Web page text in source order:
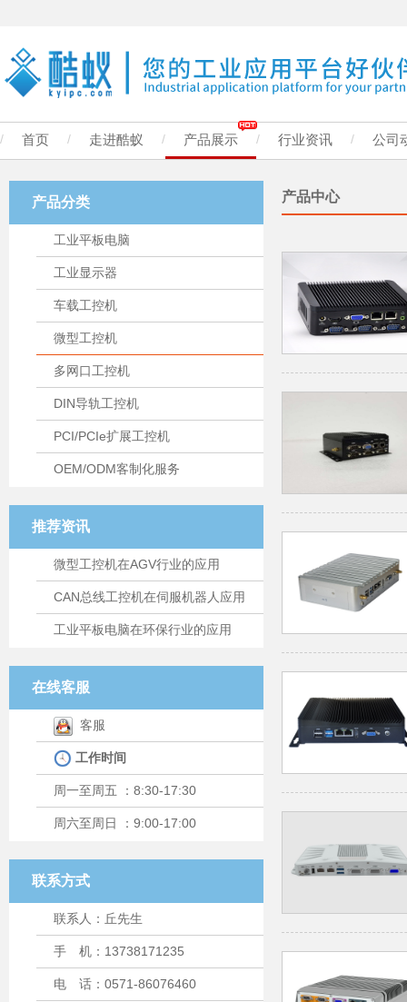
/ 首页 / 走进酷蚁 / 产品展示 / 行业资讯 / 公司
产品分类
工业平板电脑
工业显示器
车载工控机
微型工控机
多网口工控机
DIN导轨工控机
PCI/PCIe扩展工控机
OEM/ODM客制化服务
推荐资讯
微型工控机在AGV行业的应用
CAN总线工控机在伺服机器人应用
工业平板电脑在环保行业的应用
在线客服
客服
工作时间
周一至周五 ：8:30-17:30
周六至周日 ：9:00-17:00
联系方式
联系人：丘先生
手 机：13738171235
电 话：0571-86076460
产品中心